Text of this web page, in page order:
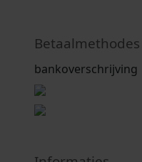
Betaalmethodes
bankoverschrijving